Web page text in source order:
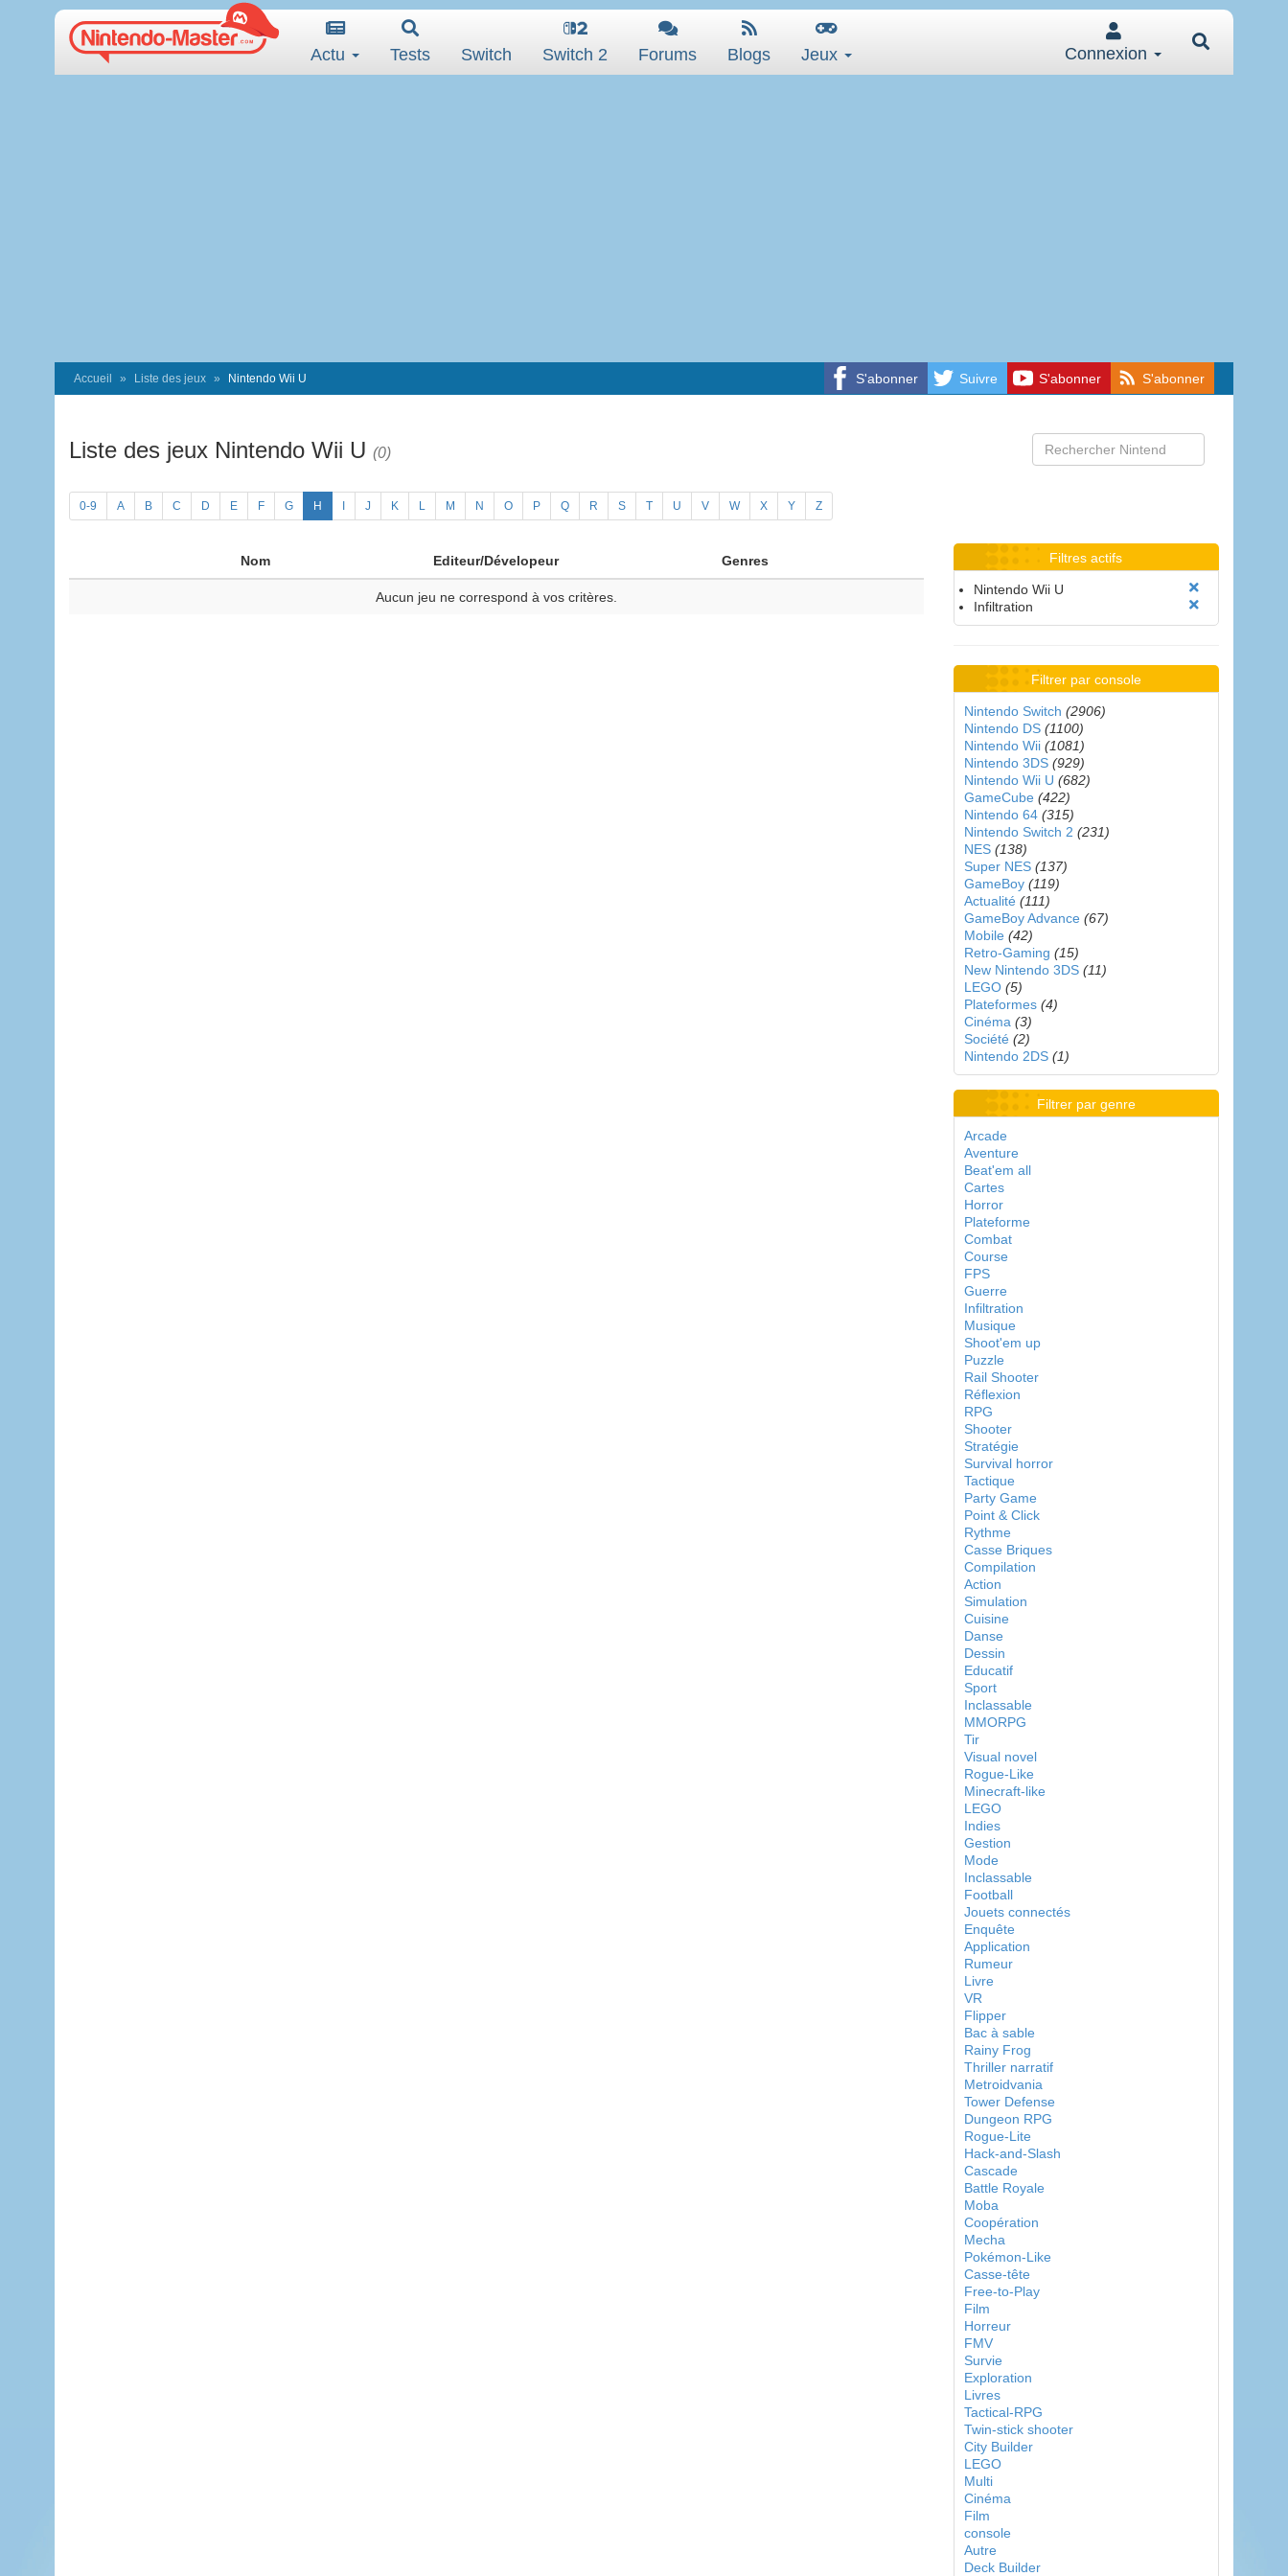
Actu Tests Switch Switch 2 Forums Blogs Jeux Connexion
S'abonner Suivre S'abonner S'abonner
Accueil Liste des jeux Nintendo Wii U
Liste des jeux Nintendo Wii U (0)
0-9 A B C D E F G H J K L M N O P Q R S T U V W X Y Z
Nom Editeur/Dévelopeur Genres
Aucun jeu ne correspond à vos critères.
Filtres actifs
Nintendo Wii U
Infiltration
Filtrer par console
Nintendo Switch (2906)
Nintendo DS (1100)
Nintendo Wii (1081)
Nintendo 3DS (929)
Nintendo Wii U (682)
GameCube (422)
Nintendo 64 (315)
Nintendo Switch 2 (231)
NES (138)
Super NES (137)
GameBoy (119)
Actualité (111)
GameBoy Advance (67)
Mobile (42)
Retro-Gaming (15)
New Nintendo 3DS (11)
LEGO (5)
Plateformes (4)
Cinéma (3)
Société (2)
Nintendo 2DS (1)
Filtrer par genre
Arcade
Aventure
Beat'em all
Cartes
Horror
Plateforme
Combat
Course
FPS
Guerre
Infiltration
Musique
Shoot'em up
Puzzle
Rail Shooter
Réflexion
RPG
Shooter
Stratégie
Survival horror
Tactique
Party Game
Point & Click
Rythme
Casse Briques
Compilation
Action
Simulation
Cuisine
Danse
Dessin
Educatif
Sport
Inclassable
MMORPG
Tir
Visual novel
Rogue-Like
Minecraft-like
LEGO
Indies
Gestion
Mode
Inclassable
Football
Jouets connectés
Enquête
Application
Rumeur
Livre
VR
Flipper
Bac à sable
Rainy Frog
Thriller narratif
Metroidvania
Tower Defense
Dungeon RPG
Rogue-Lite
Hack-and-Slash
Cascade
Battle Royale
Moba
Coopération
Mecha
Pokémon-Like
Casse-tête
Free-to-Play
Film
Horreur
FMV
Survie
Exploration
Livres
Tactical-RPG
Twin-stick shooter
City Builder
LEGO
Multi
Cinéma
Film
console
Autre
Deck Builder